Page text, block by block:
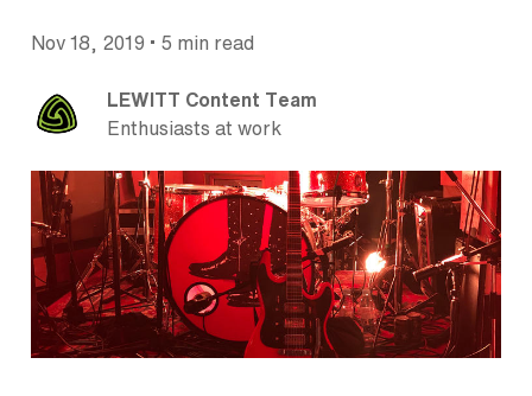
Nov 18, 2019 • 5 min read
LEWITT Content Team
Enthusiasts at work